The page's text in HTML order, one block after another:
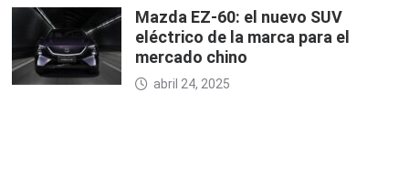
Mazda EZ-60: el nuevo SUV
eléctrico de la marca para el
mercado chino
abril 24, 2025